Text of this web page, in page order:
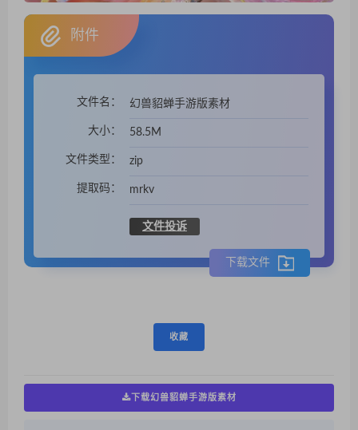
附件
文件名： 幻兽貂蝉手游版素材
大小： 58.5M
文件类型： zip
提取码： mrkv
文件投诉
下载文件
收藏
下载幻兽貂蝉手游版素材